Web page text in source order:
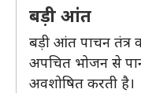
बड़ी आंत
बड़ी आंत पाचन तंत्र
अपचित भोजन से
अवशोषित करती है।